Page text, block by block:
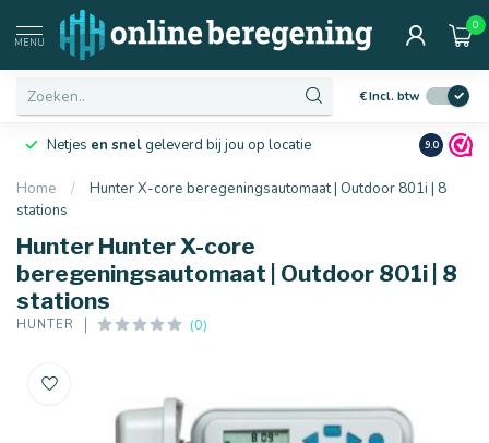
MENU
0
€Incl. btw
Netjes en snelgeleverd bij jou op locatie Ruim10
9.0
Home /
Hunter X-core beregeningsautomaat | Outdoor 801i | 8
stations
Hunter Hunter X-core
beregeningsautomaat | Outdoor 801i | 8
stations
HUNTER (0)